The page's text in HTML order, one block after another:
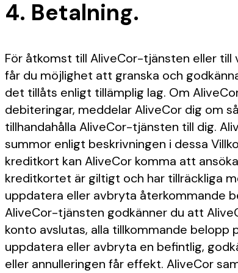
4. Betalning.
För åtkomst till AliveCor-tjänsten eller
får du möjlighet att granska och
det tillåts enligt tillämplig lag. Om
debiteringar, meddelar AliveCor dig om
tillhandahålla AliveCor-tjänsten till dig.
summor enligt beskrivningen i dessa
kreditkort kan AliveCor komma att
kreditkortet är giltigt och har tillräckliga
uppdatera eller avbryta återkommande
AliveCor-tjänsten godkänner du att
konto avslutas, alla tillkommande
uppdatera eller avbryta en befintlig,
eller annulleringen får effekt. AliveCor